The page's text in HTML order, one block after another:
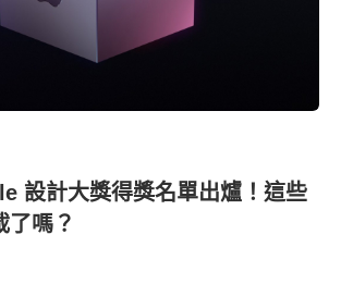
設計大獎得獎名單出爐！這些
了嗎？